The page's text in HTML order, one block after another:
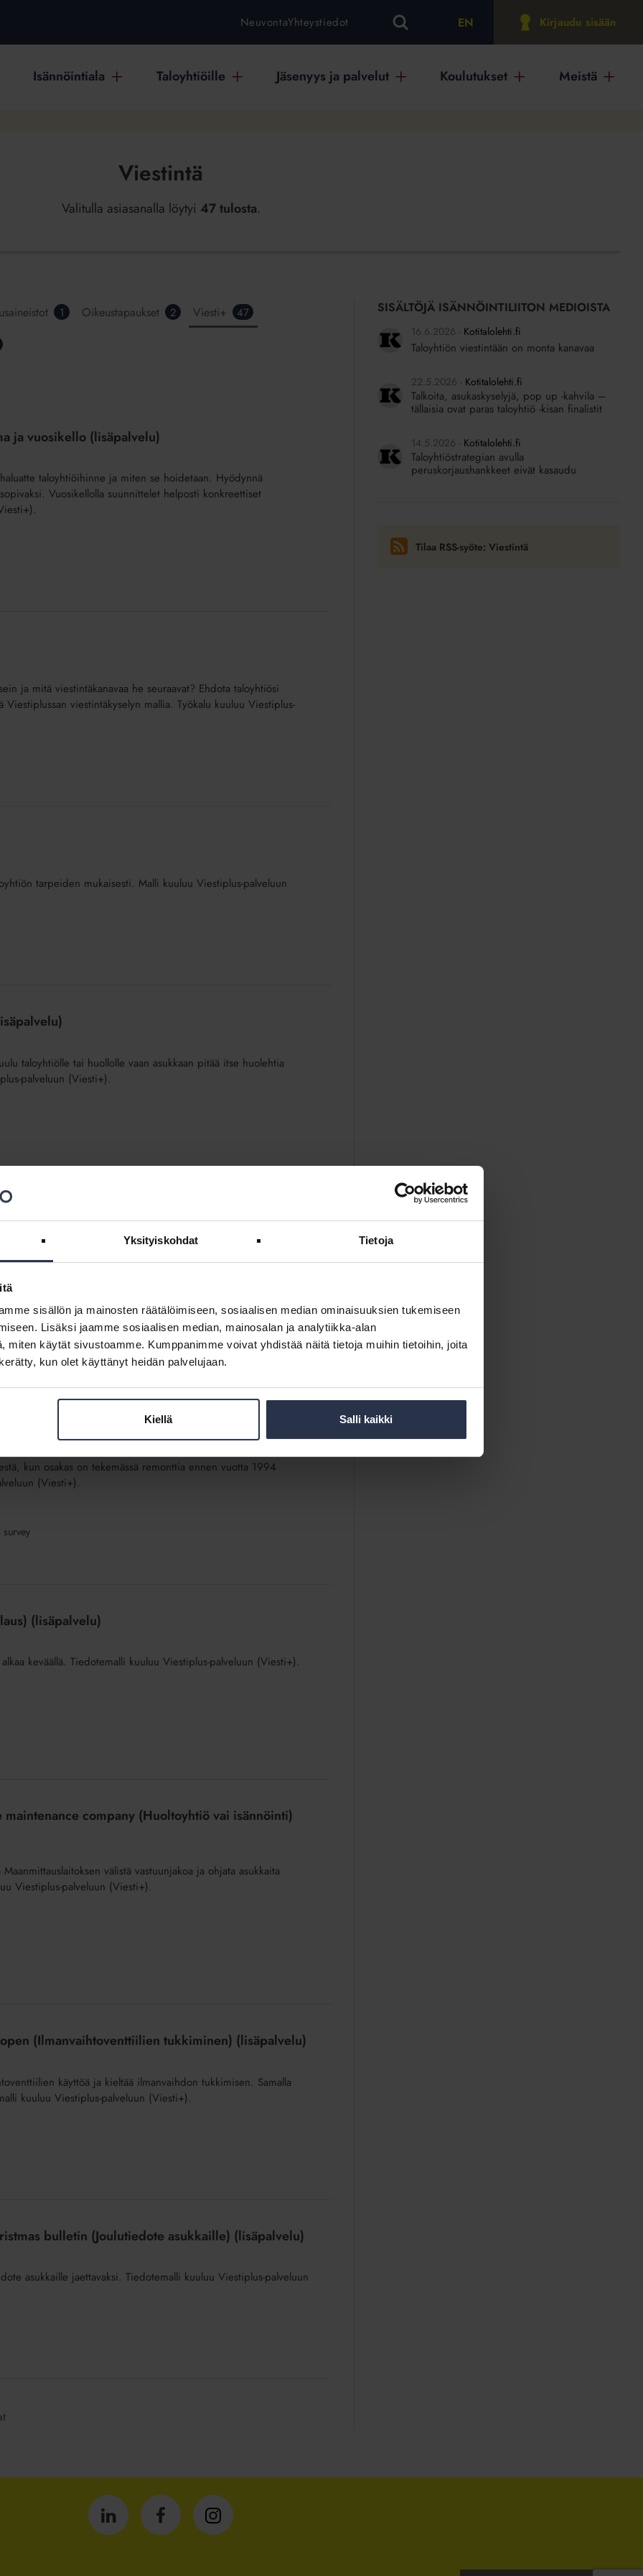
Yksityiskohdat Tietoja
sisällön ja mainosten räätälöimiseen, sosiaalisen median ominaisuuksien tukemiseen
Lisäksi jaamme sosiaalisen median, mainosalan ja analytiikka-alan
miten käytät sivustoamme. Kumppanimme voivat yhdistää näitä tietoja muihin tietoihin, joita
kun olet käyttänyt heidän palvelujaan.
Kiellä Salli kaikki
NeuvontaYhteystiedot EN Kirjaudu sisään
Isännöintiala Taloyhtiöille Jäsenyys ja palvelut Koulutukset Meistä
Viestintä
Valitulla asiasanalla löytyi 47 tulosta.
1 Oikeustapaukset 2 Viesti+ 47
ja vuosikello (lisäpalvelu)
taloyhtiöihinne ja miten se hoidetaan. Hyödynnä
Vuosikellolla suunnittelet helposti konkreettiset
ja mitä viestintäkanavaa he seuraavat? Ehdota taloyhtiösi
viestintäkyselyn mallia. Työkalu kuuluu Viestiplus-
tarpeiden mukaisesti. Malli kuuluu Viestiplus-palveluun
taloyhtiölle tai huollolle vaan asukkaan pitää itse huolehtia
palveluun (Viesti+).
lajitteluasioihin. Voit käyttää myös vuoden 2023
kuuluu Viestiplus-palveluun (Viesti+).
for the asbestos survey (Asbestikartoitus,
kun osakas on tekemässä remonttia ennen vuotta 1994
(Viesti+).
(lisäpalvelu)
keväällä. Tiedotemalli kuuluu Viestiplus-palveluun (Viesti+).
company (Huoltoyhtiö vai isännöinti)
välistä vastuunjakoa ja ohjata asukkaita
Viestiplus-palveluun (Viesti+).
(Ilmanvaihtoventtiilien tukkiminen) (lisäpalvelu)
käyttöä ja kieltää ilmanvaihdon tukkimisen. Samalla
kuuluu Viestiplus-palveluun (Viesti+).
bulletin (Joulutiedote asukkaille) (lisäpalvelu)
asukkaille jaettavaksi. Tiedotemalli kuuluu Viestiplus-palveluun
SISÄLTÖJÄ ISÄNNÖINTILIITON MEDIOISTA
16.6.2026 Kotitalolehti.fi
Taloyhtiön viestintään on monta kanavaa
22.5.2026 Kotitalolehti.fi
Talkoita, asukaskyselyjä, pop up -kahvila –
tällaisia ovat paras taloyhtiö -kisan finalistit
14.5.2026 Kotitalolehti.fi
Taloyhtiöstrategian avulla
peruskorjaushankkeet eivät kasaudu
Tilaa RSS-syöte: Viestintä
Isännöintiliitto
LinkedInissä
Isännöintiliitto
Facebookissa
Isännöintiliitto
Instagrammissa